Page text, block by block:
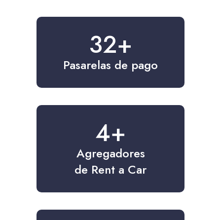
40+
Pasarelas de pago
4+
Agregadores
de Rent a Car